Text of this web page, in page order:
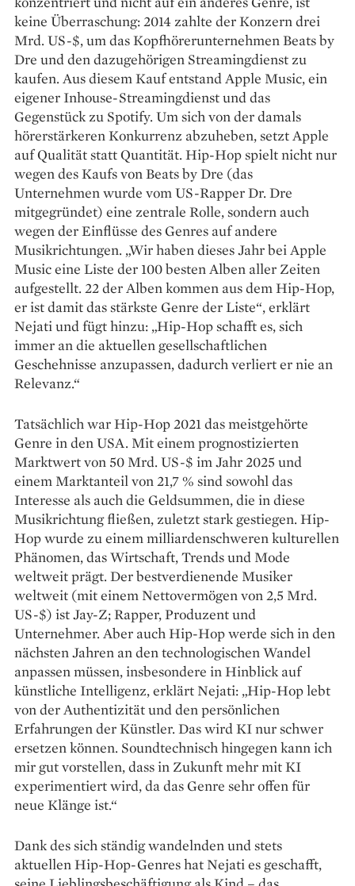
keine Überraschung: 2014 zahlte der Konzern drei
Mrd. US-$, um das Kopfhörerunternehmen Beats by
Dre und den dazugehörigen Streamingdienst zu
kaufen. Aus diesem Kauf entstand Apple Music, ein
eigener Inhouse-Streamingdienst und das
Gegenstück zu Spotify. Um sich von der damals
hörerstärkeren Konkurrenz abzuheben, setzt Apple
auf Qualität statt Quantität. Hip-Hop spielt nicht nur
wegen des Kaufs von Beats by Dre (das
Unternehmen wurde vom US-Rapper Dr. Dre
mitgegründet) eine zentrale Rolle, sondern auch
wegen der Einflüsse des Genres auf andere
Musikrichtungen. „Wir haben dieses Jahr bei Apple
Music eine Liste der 100 besten Alben aller Zeiten
aufgestellt. 22 der Alben kommen aus dem Hip-Hop,
er ist damit das stärkste Genre der Liste“, erklärt
Nejati und fügt hinzu: „Hip-Hop schafft es, sich
immer an die aktuellen gesellschaftlichen
Geschehnisse anzupassen, dadurch verliert er nie an
Relevanz.“
Tatsächlich war Hip-Hop 2021 das meistgehörte
Genre in den USA. Mit einem prognostizierten
Marktwert von 50 Mrd. US-$ im Jahr 2025 und
einem Marktanteil von 21,7 % sind sowohl das
Interesse als auch die Geldsummen, die in diese
Musikrichtung fließen, zuletzt stark gestiegen. Hip-
Hop wurde zu einem milliardenschweren kulturellen
Phänomen, das Wirtschaft, Trends und Mode
weltweit prägt. Der bestverdienende Musiker
weltweit (mit einem Nettovermögen von 2,5 Mrd.
US-$) ist Jay-Z; Rapper, Produzent und
Unternehmer. Aber auch Hip-Hop werde sich in den
nächsten Jahren an den technologischen Wandel
anpassen müssen, insbesondere in Hinblick auf
künst­liche Intelligenz, erklärt Nejati: „Hip-Hop lebt
von der Authentizität und den persönlichen
Erfahrungen der Künstler. Das wird KI nur schwer
ersetzen können. Soundtechnisch hingegen kann ich
mir gut vorstellen, dass in Zukunft mehr mit KI
experimentiert wird, da das Genre sehr offen für
neue Klänge ist.“
Dank des sich ständig wandelnden und stets
aktuellen Hip-Hop-Genres hat Nejati es geschafft,